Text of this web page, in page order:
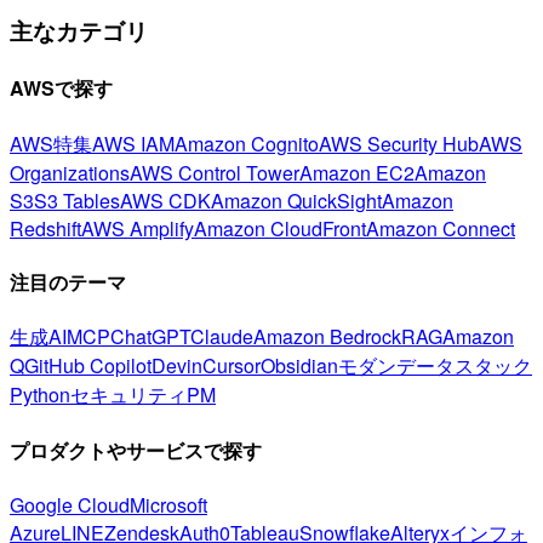
主なカテゴリ
AWSで探す
AWS特集AWS IAMAmazon CognitoAWS Security HubAWS
OrganizationsAWS Control TowerAmazon EC2Amazon
S3S3 TablesAWS CDKAmazon QuickSightAmazon
RedshiftAWS AmplifyAmazon CloudFrontAmazon Connect
注目のテーマ
生成AIMCPChatGPTClaudeAmazon BedrockRAGAmazon
QGitHub CopilotDevinCursorObsidianモダンデータスタック
PythonセキュリティPM
プロダクトやサービスで探す
Google CloudMicrosoft
AzureLINEZendeskAuth0TableauSnowflakeAlteryxインフォ